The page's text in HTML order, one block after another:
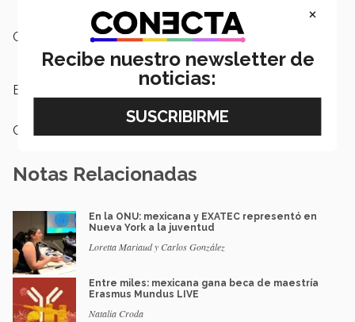
Campus: Ciudad de México
Etiquetas:
Categoría:
Notas Relacionadas
En la ONU: mexicana y EXATEC representó en
Nueva York a la juventud
Loretta Mariaud y Carlos González
Entre miles: mexicana gana beca de maestría
Erasmus Mundus LIVE
Natalia Croda
×
Recibe nuestro newsletter de
noticias: